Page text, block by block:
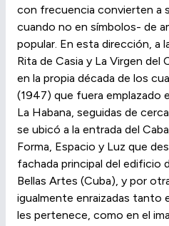
con frecuencia convierten a
cuando no en símbolos- de
popular. En esta dirección, a
Rita de Casia y La Virgen del
en la propia década de los
(1947) que fuera emplazado
La Habana, seguidas de
se ubicó a la entrada del
Forma, Espacio y Luz que
fachada principal del edificio
Bellas Artes (Cuba), y por
igualmente enraizadas tanto
les pertenece, como en el